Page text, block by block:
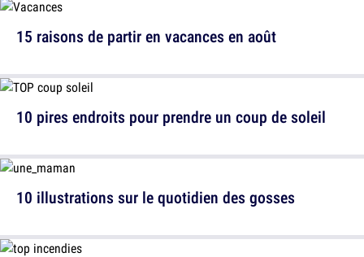
15 raisons de partir en vacances en août
10 illustrations sur le quotidien des gosses
10 pires endroits pour prendre un coup de soleil